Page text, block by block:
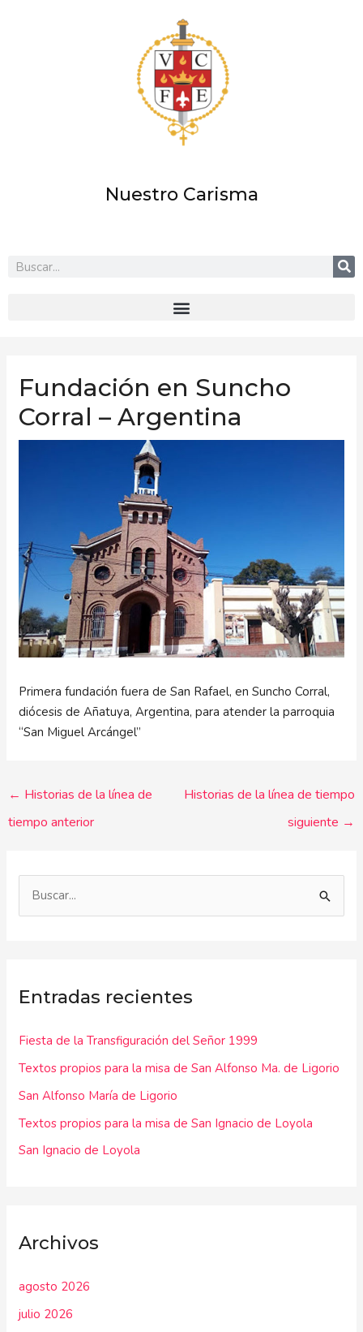
Nuestro Carisma
Fundación en Suncho
Corral – Argentina
Primera fundación fuera de San Rafael, en Suncho Corral,
diócesis de Añatuya, Argentina, para atender la parroquia
“San Miguel Arcángel”
← Historias de la línea de
tiempo anterior
Historias de la línea de tiempo
siguiente →
a
p
o
r
:
Entradas recientes
Fiesta de la Transfiguración del Señor 1999
Textos propios para la misa de San Alfonso Ma. de Ligorio
San Alfonso María de Ligorio
Textos propios para la misa de San Ignacio de Loyola
San Ignacio de Loyola
Archivos
agosto 2026
julio 2026